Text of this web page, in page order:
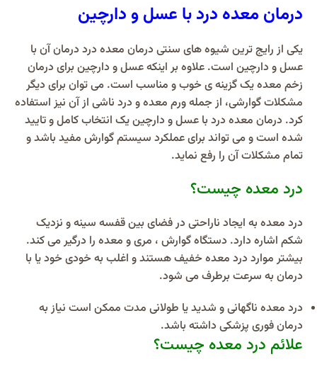
درمان معده درد با عسل و دارچین
یکی از رایج ترین شیوه های سنتی درمان معده درد درمان آن با
عسل و دارچین است. علاوه بر اینکه عسل و دارچین برای درمان
زخم معده یک گزینه ی خوب و مناسب است. می توان برای دیگر
مشکلات گوارشی، از جمله ورم معده و درد ناشی از آن نیز استفاده
کرد. درمان معده درد با عسل و دارچین یک انتخاب کامل و تایید
شده است و می تواند برای عملکرد سیستم گوارش مفید باشد و
تمام مشکلات آن را رفع نماید.
درد معده چیست؟
درد معده به ایجاد ناراحتی در فضای بین قفسه سینه و نزدیک
شکم اشاره دارد. دستگاه گوارش ، مری و معده را درگیر می کند.
بیشتر موارد درد معده خفیف هستند و اغلب به خودی خود یا با
درمان به سرعت برطرف می شود.
درد معده ناگهانی و شدید یا طولانی مدت ممکن است نیاز به
درمان فوری پزشکی داشته باشد.
علائم درد معده چیست؟